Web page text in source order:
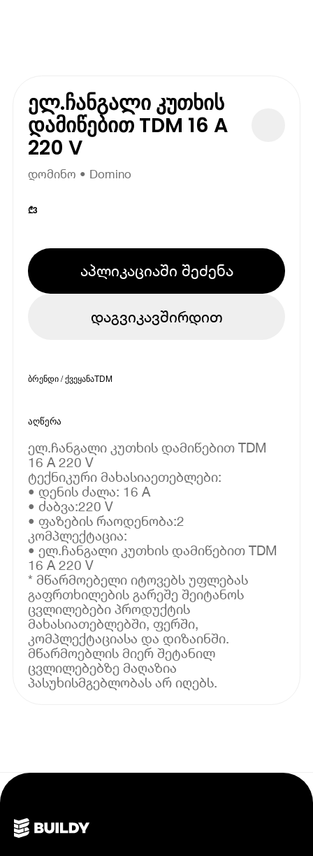
ელ.ჩანგალი კუთხის
დამიწებით TDM 16 A
220 V
დომინო • Domino
₾3
აპლიკაციაში შეძენა
დაგვიკავშირდით
ბრენდი / ქვეყანაTDM
აღწერა
ელ.ჩანგალი კუთხის დამიწებით TDM
16 A 220 V
ტექნიკური მახასიაეთებლები:
• დენის ძალა: 16 A
• ძაბვა:220 V
• ფაზების რაოდენობა:2
კომპლექტაცია:
• ელ.ჩანგალი კუთხის დამიწებით TDM
16 A 220 V
* მწარმოებელი იტოვებს უფლებას
გაფრთხილების გარეშე შეიტანოს
ცვლილებები პროდუქტის
მახასიათებლებში, ფერში,
კომპლექტაციასა და დიზაინში.
მწარმოებლის მიერ შეტანილ
ცვლილებებზე მაღაზია
პასუხისმგებლობას არ იღებს.